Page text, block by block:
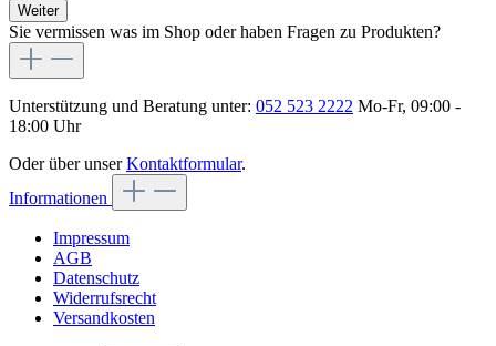
Weiter
Sie vermissen was im Shop oder haben Fragen zu Produkten?
Unterstützung und Beratung unter: 052 523 2222 Mo-Fr, 09:00 -
18:00 Uhr
Oder über unserKontaktformular.
Informationen
Impressum
AGB
Datenschutz
Widerrufsrecht
Versandkosten